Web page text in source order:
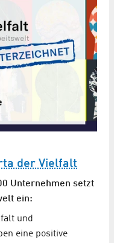
der Vielfalt
Unternehmen setzt
ein:
und
eine positive